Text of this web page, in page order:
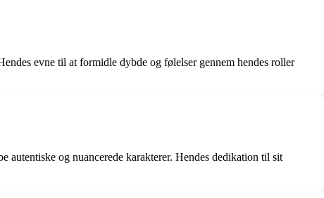
evne til at formidle dybde og følelser gennem hendes roller
autentiske og nuancerede karakterer. Hendes dedikation til sit